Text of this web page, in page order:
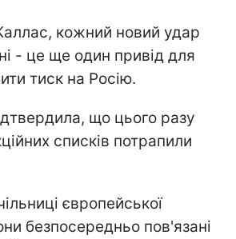
кожний новий удар
- це ще один привід для
тиск на Росію.
що цього разу
списків потрапили
європейської
безпосередньо пов'язані